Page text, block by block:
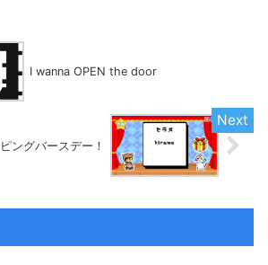
I wanna OPEN the door
ングバースデー！